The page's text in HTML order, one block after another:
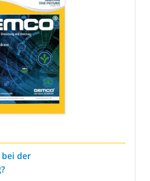
bei der